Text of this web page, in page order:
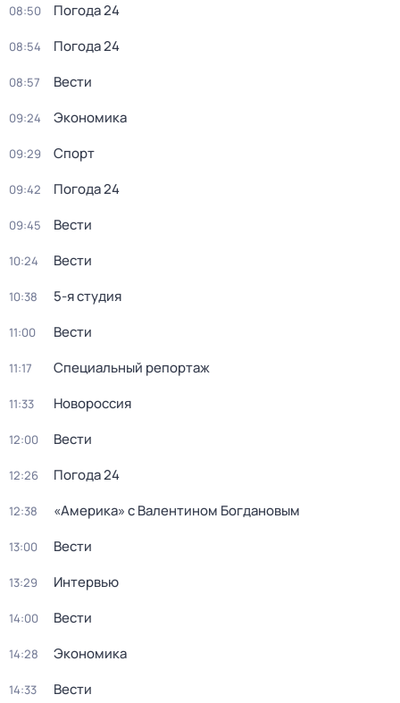
08:50 Погода 24
08:54 Погода 24
08:57 Вести
09:24 Экономика
09:29 Спорт
09:42 Погода 24
09:45 Вести
10:24 Вести
10:38 5-я студия
11:00 Вести
11:17 Специальный репортаж
11:33 Новороссия
12:00 Вести
12:26 Погода 24
12:38 «Америка» с Валентином Богдановым
13:00 Вести
13:29 Интервью
14:00 Вести
14:28 Экономика
14:33 Вести